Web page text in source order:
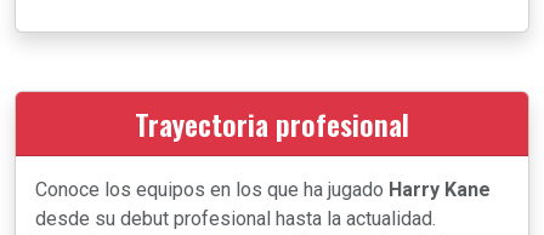
Trayectoria profesional
Conoce los equipos en los que ha jugado Harry Kane
desde su debut profesional hasta la actualidad.